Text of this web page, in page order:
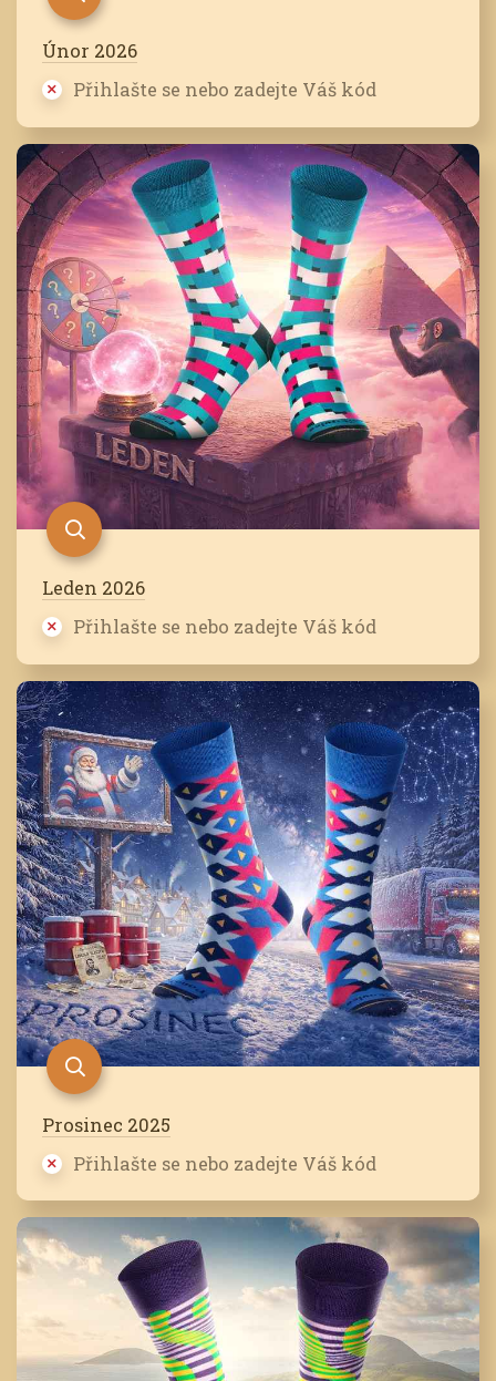
Únor 2026
Přihlašte se nebo zadejte Váš kód
Leden 2026
Přihlašte se nebo zadejte Váš kód
Prosinec 2025
Přihlašte se nebo zadejte Váš kód